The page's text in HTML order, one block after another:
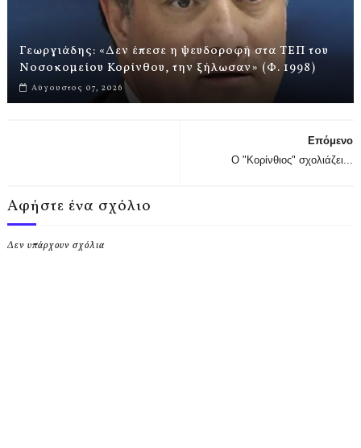
Γεωργιάδης: «Δεν έπεσε η ψευδοροφή στα ΤΕΠ του
Νοσοκομείου Κορίνθου, την ξήλωσαν» (Φ. 1998)
Αύγουστος 07, 2026
Επόμενο
Ο "Κορίνθιος" σχολιάζει...
Αφήστε ένα σχόλιο
Δεν υπάρχουν σχόλια